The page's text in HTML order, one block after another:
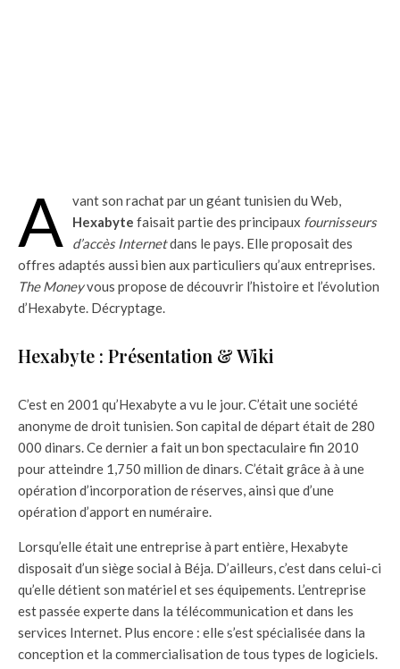
A
vant son rachat par un géant tunisien du Web,
Hexabyte faisait partie des principaux fournisseurs
d’accès Internetdans le pays. Elle proposait des
offres adaptés aussi bien aux particuliers qu’aux entreprises.
The Moneyvous propose de découvrir l’histoire et l’évolution
d’Hexabyte. Décryptage.
Hexabyte : Présentation & Wiki
C’est en 2001 qu’Hexabyte a vu le jour. C’était une société
anonyme de droit tunisien. Son capital de départ était de 280
000 dinars. Ce dernier a fait un bon spectaculaire fin 2010
pour atteindre 1,750 million de dinars. C’était grâce à à une
opération d’incorporation de réserves, ainsi que d’une
opération d’apport en numéraire.
Lorsqu’elle était une entreprise à part entière, Hexabyte
disposait d’un siège social à Béja. D’ailleurs, c’est dans celui-ci
qu’elle détient son matériel et ses équipements. L’entreprise
est passée experte dans la télécommunication et dans les
services Internet. Plus encore : elle s’est spécialisée dans la
conception et la commercialisation de tous types de logiciels.